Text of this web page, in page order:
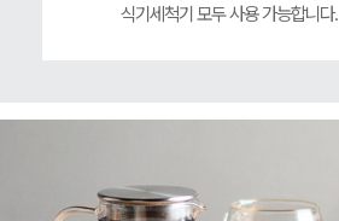
식기세척기 모두 사용 가능합니다.